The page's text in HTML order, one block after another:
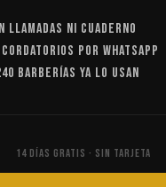
LLAMADAS NI CUADERNO
POR WHATSAPP
BARBERÍAS YA LO USAN
14 DÍAS GRATIS · SIN TARJETA